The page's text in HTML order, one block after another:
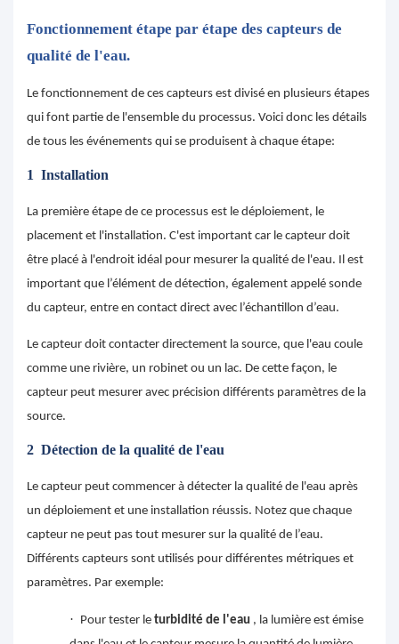
Fonctionnement étape par étape des capteurs de
qualité de l'eau.
Le fonctionnement de ces capteurs est divisé en plusieurs étapes
qui font partie de l'ensemble du processus. Voici donc les détails
de tous les événements qui se produisent à chaque étape:
1 Installation
La première étape de ce processus est le déploiement, le
placement et l'installation. C'est important car le capteur doit
être placé à l'endroit idéal pour mesurer la qualité de l'eau. Il est
important que l’élément de détection, également appelé sonde
du capteur, entre en contact direct avec l’échantillon d’eau.
Le capteur doit contacter directement la source, que l'eau coule
comme une rivière, un robinet ou un lac. De cette façon, le
capteur peut mesurer avec précision différents paramètres de la
source.
2 Détection de la qualité de l'eau
Le capteur peut commencer à détecter la qualité de l'eau après
un déploiement et une installation réussis. Notez que chaque
capteur ne peut pas tout mesurer sur la qualité de l’eau.
Différents capteurs sont utilisés pour différentes métriques et
paramètres. Par exemple:
· Pour tester le turbidité de l'eau , la lumière est émise